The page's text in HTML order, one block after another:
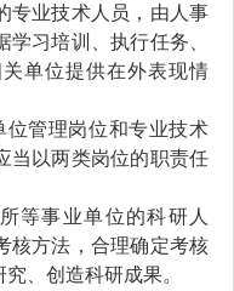
专业技术人员，由人事
习培训、执行任务、
关单位提供在外表现情
位管理岗位和专业技术
当以两类岗位的职责任
等事业单位的科研人
核方法，合理确定考核
、创造科研成果。